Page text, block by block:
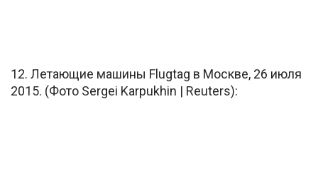
12. Летающие машины Flugtag в Москве, 26 июля
2015. (Фото Sergei Karpukhin | Reuters):